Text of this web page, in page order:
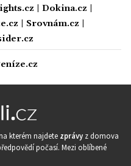
Dokina.cz
Srovnám.cz
kterém najdete zprávy z domova
počasí. Mezi oblíbené